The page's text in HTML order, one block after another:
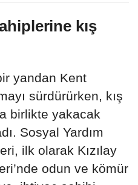
kış
yandan Kent
sürdürürken, kış
birlikte yakacak
Sosyal Yardım
ilk olarak Kızılay
odun ve kömür